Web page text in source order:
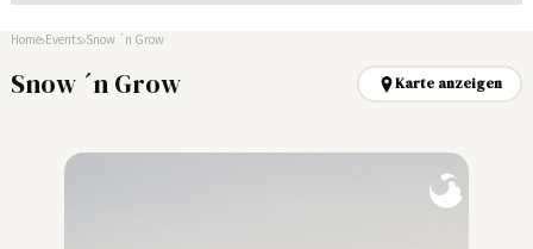
Home Events Snow ´n Grow
Snow ´n Grow Karte anzeigen